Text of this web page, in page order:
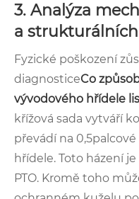
3. Analýza
a
Fyzické poškození
diagnosticeCo
vývodového hřídele
křížová sada vytváří
převádí na
hřídele. Toto házení
PTO. Kromě toho